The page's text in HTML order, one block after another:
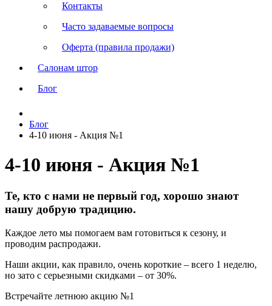
Контакты
Часто задаваемые вопросы
Оферта (правила продажи)
Салонам штор
Блог
Блог
4-10 июня - Акция №1
4-10 июня - Акция №1
Те, кто с нами не первый год, хорошо знают
нашу добрую традицию.
Каждое лето мы помогаем вам готовиться к сезону, и
проводим распродажи.
Наши акции, как правило, очень короткие – всего 1 неделю,
но зато с серьезными скидками – от 30%.
Встречайте летнюю акцию №1